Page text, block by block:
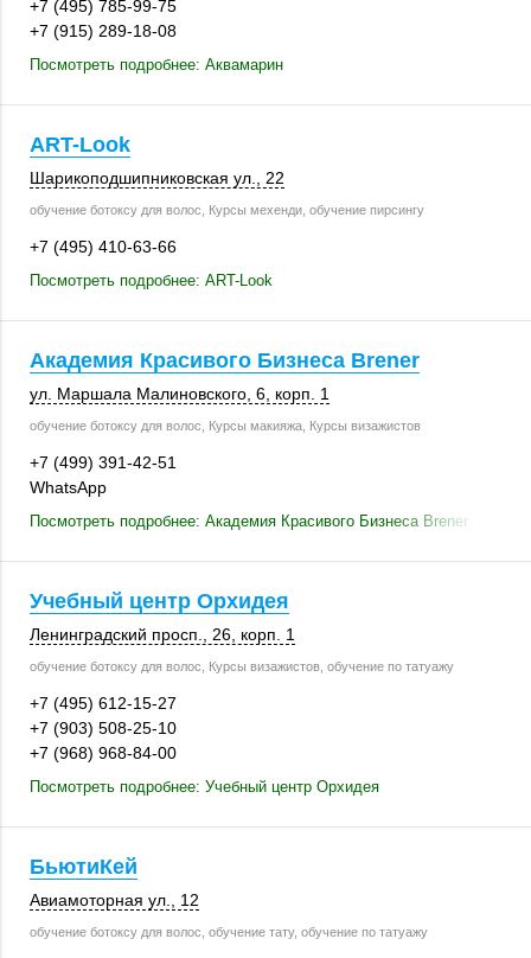
+7 (495) 785-99-75
+7 (915) 289-18-08
Посмотреть подробнее: Аквамарин
ART-Look
Шарикоподшипниковская ул., 22
обучение ботоксу для волос, Курсы мехенди, обучение пирсингу
+7 (495) 410-63-66
Посмотреть подробнее: ART-Look
Академия Красивого Бизнеса Brener
ул. Маршала Малиновского, 6, корп. 1
обучение ботоксу для волос, Курсы макияжа, Курсы визажистов
+7 (499) 391-42-51
WhatsApp
Посмотреть подробнее: Академия Красивого Бизнеса Brener
Учебный центр Орхидея
Ленинградский просп., 26, корп. 1
обучение ботоксу для волос, Курсы визажистов, обучение по татуажу
+7 (495) 612-15-27
+7 (903) 508-25-10
+7 (968) 968-84-00
Посмотреть подробнее: Учебный центр Орхидея
БьютиКей
Авиамоторная ул., 12
обучение ботоксу для волос, обучение тату, обучение по татуажу